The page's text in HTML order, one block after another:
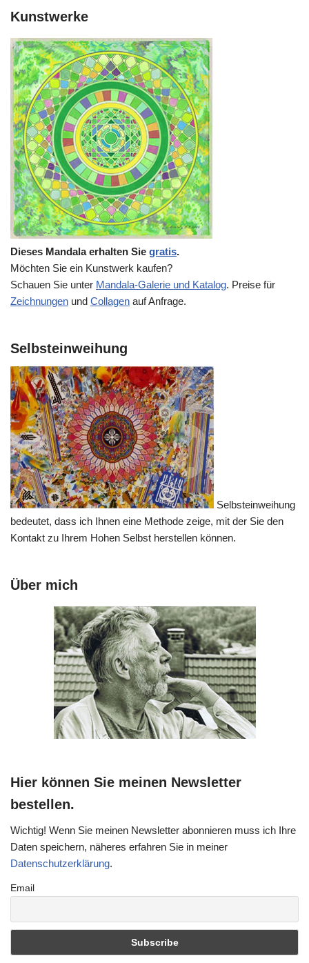
Kunstwerke
Dieses Mandala erhalten Sie gratis.
Möchten Sie ein Kunstwerk kaufen?
Schauen Sie unter Mandala-Galerie und Katalog. Preise für
Zeichnungen und Collagen auf Anfrage.
Selbsteinweihung
Selbsteinweihung
bedeutet, dass ich Ihnen eine Methode zeige, mit der Sie den
Kontakt zu Ihrem Hohen Selbst herstellen können.
Über mich
Hier können Sie meinen Newsletter
bestellen.
Wichtig! Wenn Sie meinen Newsletter abonnieren muss ich Ihre
Daten speichern, näheres erfahren Sie in meiner
Datenschutzerklärung.
Email